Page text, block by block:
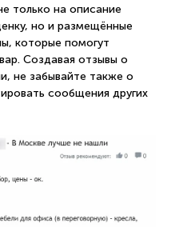
только на описание
но и размещённые
которые помогут
Создавая отзывы о
не забывайте также о
сообщения других